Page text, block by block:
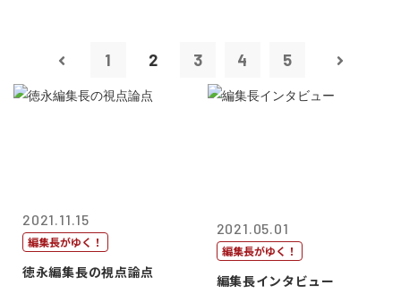
1 2 3 4 5
2021.11.15
編集長がゆく！
徳永編集長の視点論点
2021.05.01
編集長がゆく！
編集長インタビュー